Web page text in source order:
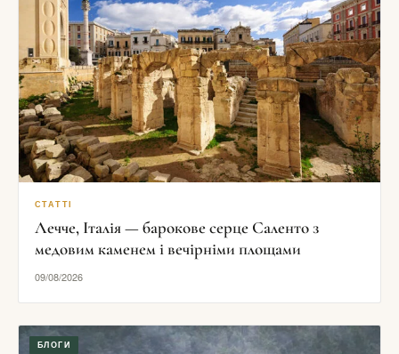
СТАТТІ
Лечче, Італія — барокове серце Саленто з
медовим каменем і вечірніми площами
09/08/2026
БЛОГИ